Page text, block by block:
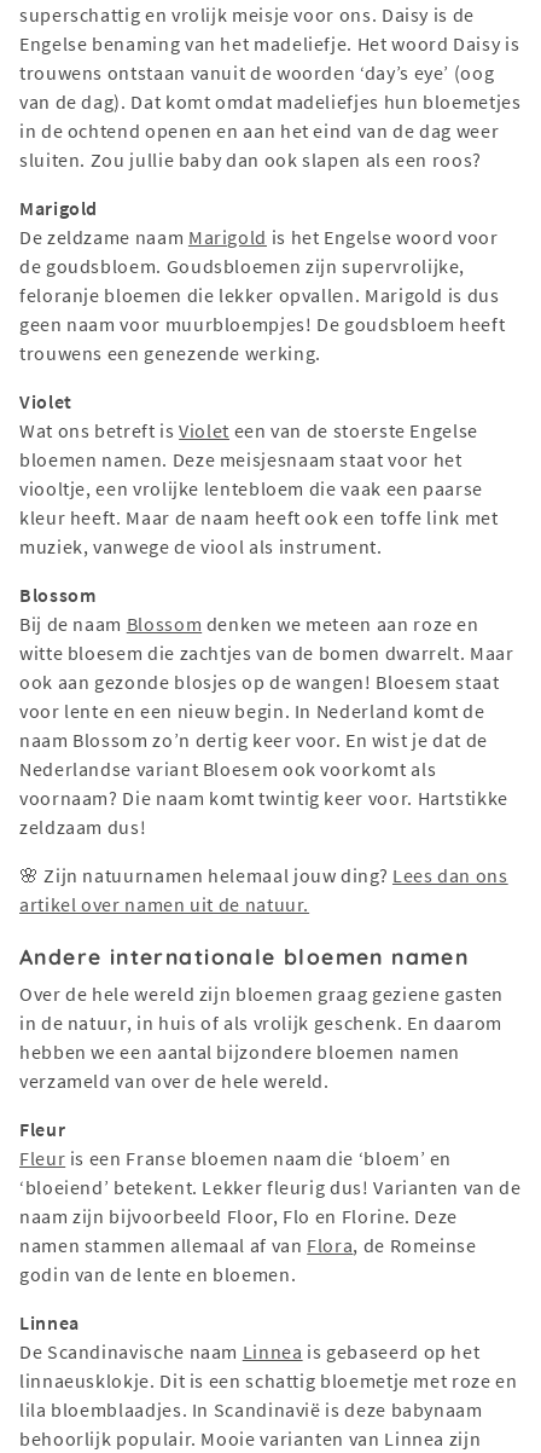
superschattig en vrolijk meisje voor ons. Daisy is de
Engelse benaming van het madeliefje. Het woord Daisy is
trouwens ontstaan vanuit de woorden ‘day’s eye’ (oog
van de dag). Dat komt omdat madeliefjes hun bloemetjes
in de ochtend openen en aan het eind van de dag weer
sluiten. Zou jullie baby dan ook slapen als een roos?
Marigold
De zeldzame naam Marigold is het Engelse woord voor
de goudsbloem. Goudsbloemen zijn supervrolijke,
feloranje bloemen die lekker opvallen. Marigold is dus
geen naam voor muurbloempjes! De goudsbloem heeft
trouwens een genezende werking.
Violet
Wat ons betreft isViolet een van de stoerste Engelse
bloemen namen. Deze meisjesnaam staat voor het
viooltje, een vrolijke lentebloem die vaak een paarse
kleur heeft. Maar de naam heeft ook een toffe link met
muziek, vanwege de viool als instrument.
Blossom
Bij de naam Blossom denken we meteen aan roze en
witte bloesem die zachtjes van de bomen dwarrelt. Maar
ook aan gezonde blosjes op de wangen! Bloesem staat
voor lente en een nieuw begin. In Nederland komt de
naam Blossom zo’n dertig keer voor. En wist je dat de
Nederlandse variant Bloesem ook voorkomt als
voornaam? Die naam komt twintig keer voor. Hartstikke
zeldzaam dus!
🌸 Zijn natuurnamen helemaal jouw ding? Lees dan ons
artikel over namen uit de natuur.
Andere internationale bloemen namen
Over de hele wereld zijn bloemen graag geziene gasten
in de natuur, in huis of als vrolijk geschenk. En daarom
hebben we een aantal bijzondere bloemen namen
verzameld van over de hele wereld.
Fleur
Fleur is een Franse bloemen naam die ‘bloem’ en
‘bloeiend’ betekent. Lekker fleurig dus! Varianten van de
naam zijn bijvoorbeeld Floor, Flo en Florine. Deze
namen stammen allemaal af van Flora, de Romeinse
godin van de lente en bloemen.
Linnea
De Scandinavische naam Linnea is gebaseerd op het
linnaeusklokje. Dit is een schattig bloemetje met roze en
lila bloemblaadjes. In Scandinavië is deze babynaam
behoorlijk populair. Mooie varianten van Linnea zijn